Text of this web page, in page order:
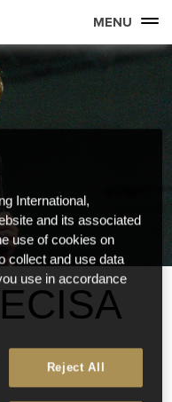
MENU
International,
and its associated
use of cookies on
collect and use data
use in accordance
Reject All